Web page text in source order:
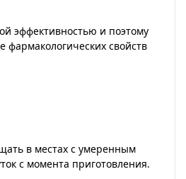
эффективностью и поэтому
свойств
в местах с умеренным
с момента приготовления.